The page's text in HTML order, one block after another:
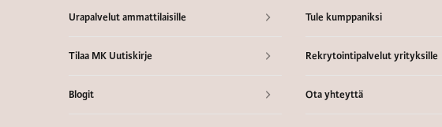
Urapalvelut ammattilaisille
Tilaa MK Uutiskirje
Blogit
Tule kumppaniksi
Rekrytointipalvelut yrityksille
Ota yhteyttä